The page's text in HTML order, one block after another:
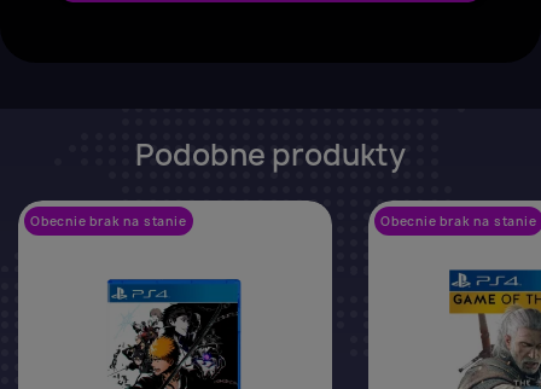
Podobne produkty
Obecnie brak na stanie Obecnie brak na stanie